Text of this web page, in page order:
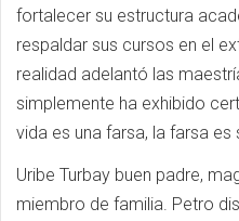
fortalecer su estructura
respaldar sus cursos en el
realidad adelantó las
simplemente ha exhibido
vida es una farsa, la farsa es
Uribe Turbay buen padre,
miembro de familia. Petro